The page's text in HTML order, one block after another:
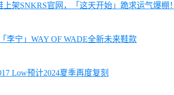
架SNKRS官网，「这天开始」跪求运气爆棚！
李宁」WAY OF WADE全新未来鞋款
Low预计2024夏季再度复刻